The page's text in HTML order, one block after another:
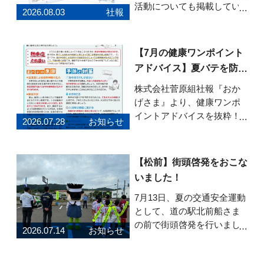
2026.08.03 社報
活動についても掲載してい
らから
2026.07.28 お知らせ
【7月の健康ワンポイント
アドバイス】夏バテを防ぐ
健康習慣
株式会社菅原組社報『おか
げさま』より、健康ワンポ
イントアドバイスを抜粋！7
健康習慣」です。 夏バテの
原因や熱中症との違い、暑
い季節を元気に乗り切るた
めのポイントを紹介してい
ます。 食事・睡眠・
2026.07.14 お知らせ
【松前】街頭啓発をおこな
いました！
7月13日、夏の交通安全運動
として、道の駅北前船さま
の前で街頭啓発を行いまし